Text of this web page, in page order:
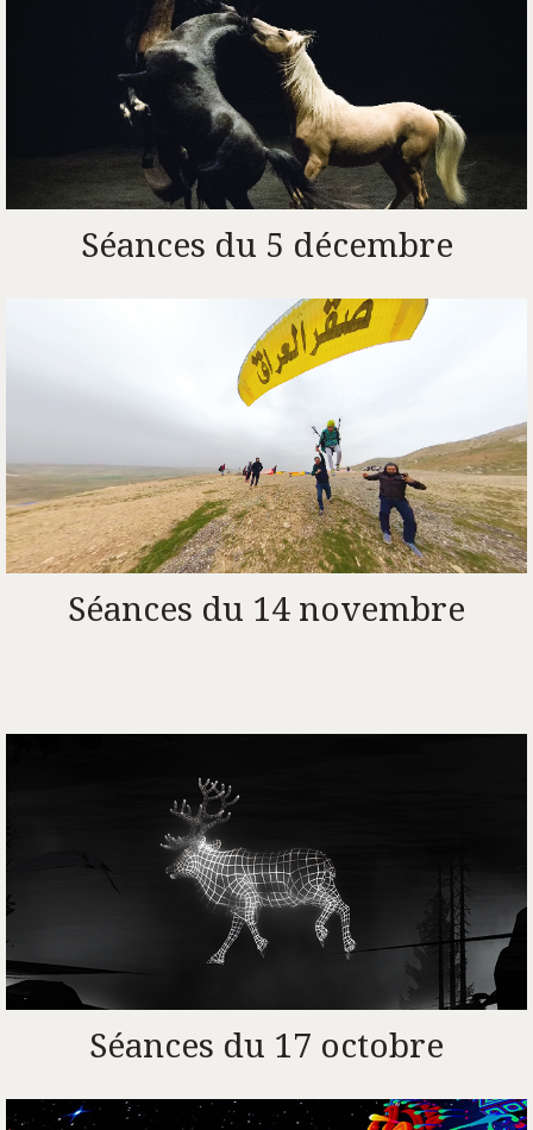
Séances du 5 décembre
Séances du 14 novembre
Séances du 17 octobre